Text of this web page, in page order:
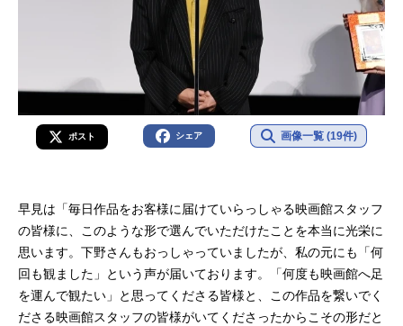
ポスト シェア 画像一覧 (19件)
早見は「毎日作品をお客様に届けていらっしゃる映画館スタッフ
の皆様に、このような形で選んでいただけたことを本当に光栄に
思います。下野さんもおっしゃっていましたが、私の元にも「何
回も観ました」という声が届いております。「何度も映画館へ足
を運んで観たい」と思ってくださる皆様と、この作品を繋いでく
ださる映画館スタッフの皆様がいてくださったからこその形だと